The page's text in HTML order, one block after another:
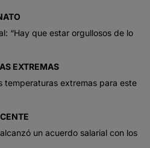
“Hay que estar orgullosos de lo
EXTREMAS
temperaturas extremas para este
un acuerdo salarial con los